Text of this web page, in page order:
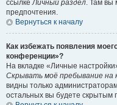
ссылкеЛичный раздел. Там вы
предпочтения.
Вернуться к началу
Как избежать появления
конференции»?
На вкладке «Личные
Скрывать моё пребывание на
видны только
остальных вы будете скрытым